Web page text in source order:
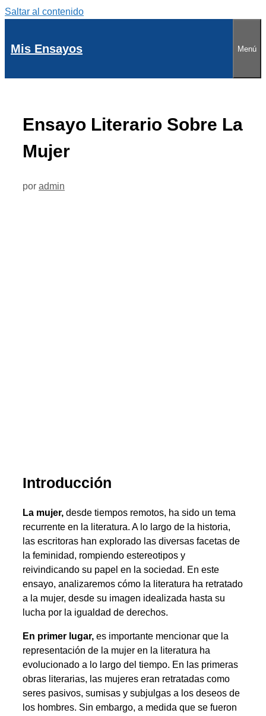
Saltar al contenido
Mis Ensayos Menú
Ensayo Literario Sobre La
Mujer
por admin
Introducción
La mujer, desde tiempos remotos, ha sido un tema
recurrente en la literatura. A lo largo de la historia,
las escritoras han explorado las diversas facetas de
la feminidad, rompiendo estereotipos y
reivindicando su papel en la sociedad. En este
ensayo, analizaremos cómo la literatura ha retratado
a la mujer, desde su imagen idealizada hasta su
lucha por la igualdad de derechos.
En primer lugar, es importante mencionar que la
representación de la mujer en la literatura ha
evolucionado a lo largo del tiempo. En las primeras
obras literarias, las mujeres eran retratadas como
seres pasivos, sumisas y subjulgas a los deseos de
los hombres. Sin embargo, a medida que se fueron